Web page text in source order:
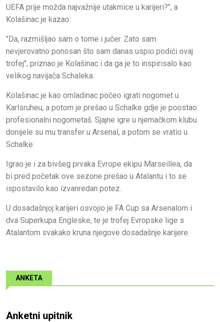
UEFA prije možda najvažnije utakmice u karijeri?", a
Kolašinac je kazao:
"Da, razmišljao sam o tome i jučer. Zato sam
nevjerovatno ponosan što sam danas uspio podići ovaj
trofej", priznao je Kolašinac i da ga je to inspirisalo kao
velikog navijača Schaleka.
Kolašinac je kao omladinac počeo igrati nogomet u
Karlsruheu, a potom je prešao u Schalke gdje je poostao
profesionalni nogometaš. Sjajne igre u njemačkom klubu
donijele su mu transfer u Arsenal, a potom se vratio u
Schalke.
Igrao je i za bivšeg prvaka Evrope ekipu Marseillea, da
bi pred početak ove sezone prešao u Atalantu i to se
ispostavilo kao izvanredan potez.
U dosadašnjoj karijeri osvojio je FA Cup sa Arsenalom i
dva Superkupa Engleske, te je trofej Evropske lige s
Atalantom svakako kruna njegove dosadašnje karijere.
ANKETA
Anketni upitnik